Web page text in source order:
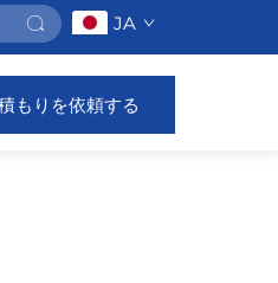
JA
もりを依頼する